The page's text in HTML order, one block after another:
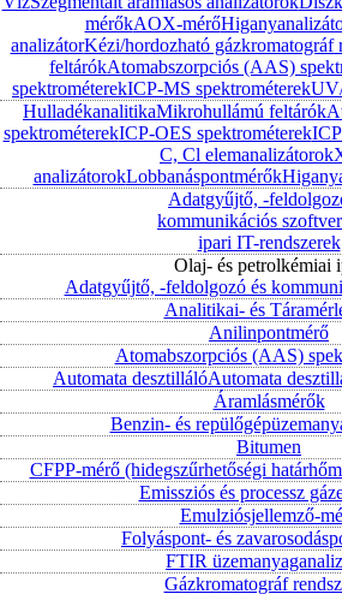
mérőkAOX-mérő
analizátorKézi/hordozható gázkromatográf
feltárókAtomabszorpciós (AAS)
spektrométerekICP-MS spektrométerek
HulladékanalitikaMikrohullámú feltárók
spektrométerekICP-OES spektrométerek
C, Cl elemanalizátorok
analizátorokLobbanáspontmérők
Adatgyűjtő, -
kommunikációs
ipari IT-rendszerek
Olaj- és petrolkémiai
Adatgyűjtő, -feldolgozó és
Analitikai- és
Anilinpontmérő
Atomabszorpciós (AAS)
Automata desztillálóAutomata
Áramlásmérők
Benzin- és
Bitumen
CFPP-mérő (hidegszűrhetőségi
Emissziós és processz
Emulziósjellemző-
Folyáspont- és
FTIR
Gázkromatográf